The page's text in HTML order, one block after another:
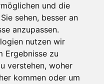
und die
sehen, besser an
anzupassen.
nutzen wir
Ergebnisse zu
verstehen, woher
kommen oder um
SITZT
Zahnprothesen wünschen
Zahnersatz, der weder
man wieder alles essen
sich fragte: Worauf habe